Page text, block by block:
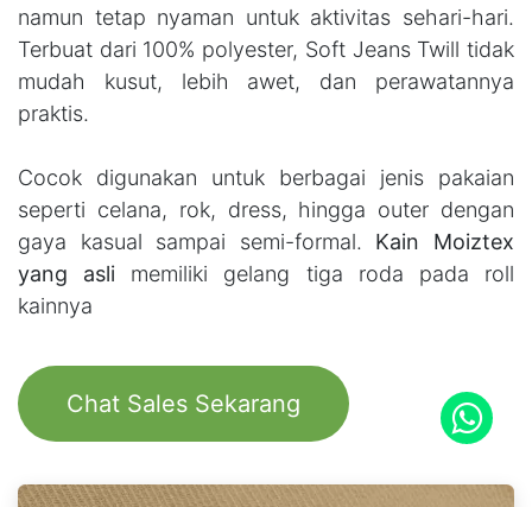
namun tetap nyaman untuk aktivitas sehari-hari.
Terbuat dari 100% polyester, Soft Jeans Twill tidak
mudah kusut, lebih awet, dan perawatannya
praktis.
Cocok digunakan untuk berbagai jenis pakaian
seperti celana, rok, dress, hingga outer dengan
gaya kasual sampai semi-formal. Kain Moiztex
yang asli memiliki gelang tiga roda pada roll
kainnya
Chat Sales Sekarang